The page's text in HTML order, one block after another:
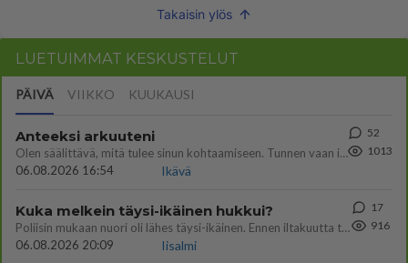
Takaisin ylös
LUETUIMMAT KESKUSTELUT
PÄIVÄ VIIKKO KUUKAUSI
Anteeksi arkuuteni
Olen säälittävä, mitä tulee sinun kohtaamiseen. Tunnen vaan itseni todella epävarmaksi sun kanssa. Jos minun olisi pitän
06.08.2026 16:54
Ikävä
52
1013
Kuka melkein täysi-ikäinen hukkui?
Poliisin mukaan nuori oli lähes täysi-ikäinen. Ennen iltakuutta tulleen ilmoituksen mukaan ihminen oli joutunut mahdoll
06.08.2026 20:09
Iisalmi
17
916